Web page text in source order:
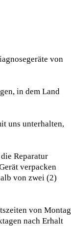
von
in dem Land
uns unterhalten,
Reparatur
verpacken
von zwei (2)
von Montag
nach Erhalt